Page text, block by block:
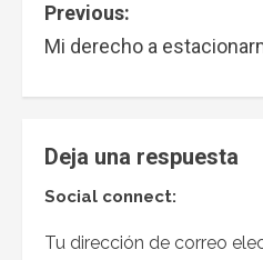
Previous:
Mi derecho a
Deja una respuesta
Social connect:
Tu dirección de correo